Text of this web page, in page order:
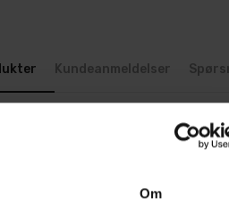
Om
Kundeanmeldelser